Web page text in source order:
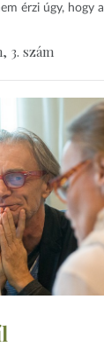
érzi úgy, hogy a
3. szám